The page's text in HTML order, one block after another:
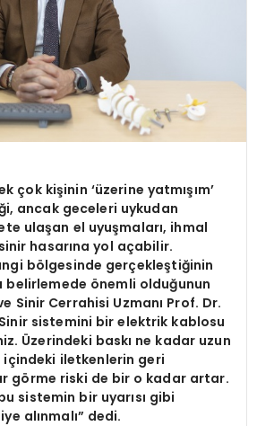
çok kişinin ‘üzerine yatmışım’
ancak geceleri uykudan
ulaşan el uyuşmaları, ihmal
hasarına yol açabilir.
bölgesinde gerçekleştiğinin
belirlemede önemli olduğunun
Sinir Cerrahisi Uzmanı Prof. Dr.
sistemini bir elektrik kablosu
Üzerindeki baskı ne kadar uzun
içindeki iletkenlerin geri
görme riski de bir o kadar artar.
sistemin bir uyarısı gibi
alınmalı” dedi.